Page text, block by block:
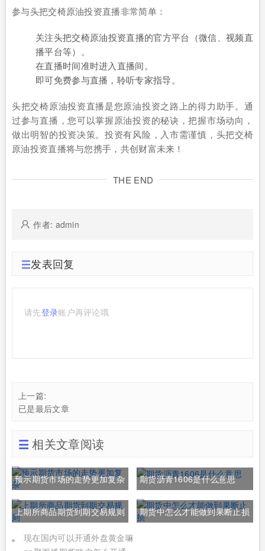
参与头把交椅原油投资直播非常简单：
关注头把交椅原油投资直播的官方平台（微信、视频直
播平台等）。
在直播时间准时进入直播间。
即可免费参与直播，聆听专家指导。
头把交椅原油投资直播是您原油投资之路上的得力助手。通
过参与直播，您可以掌握原油投资的秘诀，把握市场动向，
做出明智的投资决策。投资有风险，入市需谨慎，头把交椅
原油投资直播将与您携手，共创财富未来！
THE END
作者: admin
发表回复
请先登录账户再评论哦
上一篇:
已是最后文章
相关文章阅读
预示期货市场的走势更加复杂 期货沥青1606是什么意思
上期所商品期货到期交易规则 期货中怎么才能做到果断止损
现在国内可以开通外盘黄金嘛